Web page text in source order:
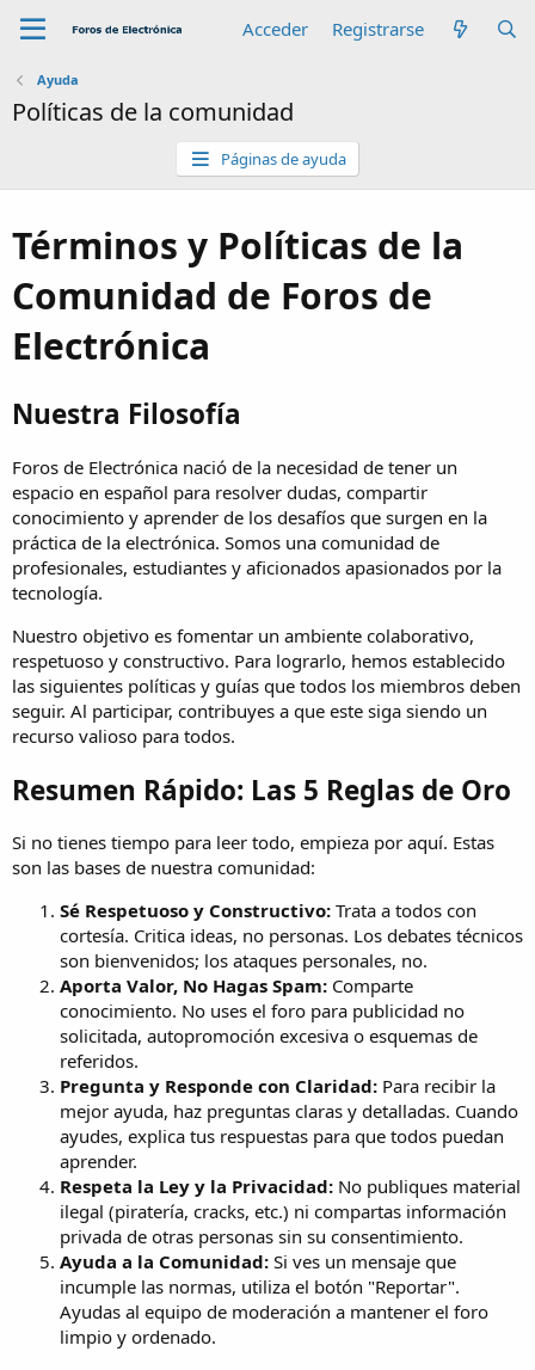
Acceder Registrarse
Ayuda
Políticas de la comunidad
Páginas de ayuda
Términos y Políticas de la
Comunidad de Foros de
Electrónica
Nuestra Filosofía
Foros de Electrónica nació de la necesidad de tener un
espacio en español para resolver dudas, compartir
conocimiento y aprender de los desafíos que surgen en la
práctica de la electrónica. Somos una comunidad de
profesionales, estudiantes y aficionados apasionados por la
tecnología.
Nuestro objetivo es fomentar un ambiente colaborativo,
respetuoso y constructivo. Para lograrlo, hemos establecido
las siguientes políticas y guías que todos los miembros deben
seguir. Al participar, contribuyes a que este siga siendo un
recurso valioso para todos.
Resumen Rápido: Las 5 Reglas de Oro
Si no tienes tiempo para leer todo, empieza por aquí. Estas
son las bases de nuestra comunidad:
Sé Respetuoso y Constructivo: Trata a todos con
cortesía. Critica ideas, no personas. Los debates técnicos
son bienvenidos; los ataques personales, no.
Aporta Valor, No Hagas Spam: Comparte
conocimiento. No uses el foro para publicidad no
solicitada, autopromoción excesiva o esquemas de
referidos.
Pregunta y Responde con Claridad: Para recibir la
mejor ayuda, haz preguntas claras y detalladas. Cuando
ayudes, explica tus respuestas para que todos puedan
aprender.
Respeta la Ley y la Privacidad: No publiques material
ilegal (piratería, cracks, etc.) ni compartas información
privada de otras personas sin su consentimiento.
Ayuda a la Comunidad: Si ves un mensaje que
incumple las normas, utiliza el botón "Reportar".
Ayudas al equipo de moderación a mantener el foro
limpio y ordenado.